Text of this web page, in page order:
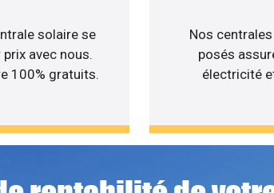
solaire se
avec nous.
100% gratuits.
Nos
posés
électricité